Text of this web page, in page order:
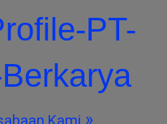
CAT
CIANJUR
PT-
Kami